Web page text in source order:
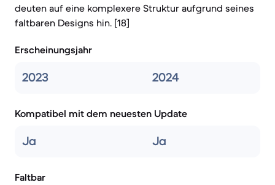
deuten auf eine komplexere Struktur aufgrund seines
faltbaren Designs hin. [18]
Erscheinungsjahr
2023 2024
Kompatibel mit dem neuesten Update
Ja Ja
Faltbar